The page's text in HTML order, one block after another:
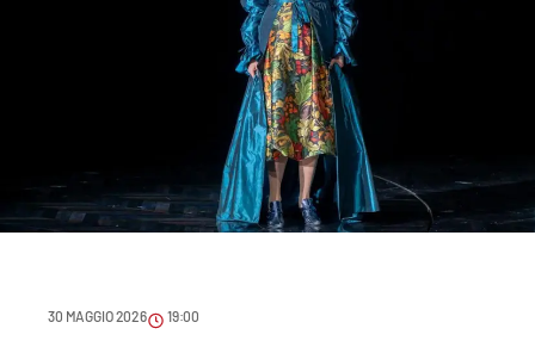
Sport
Cultura
30 MAGGIO 2026 19:00